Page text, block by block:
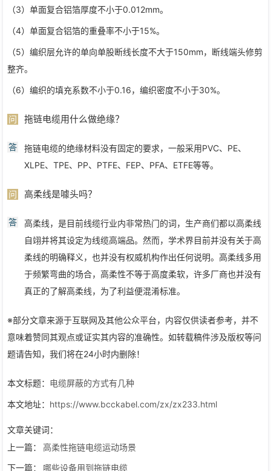
（3）单面复合铝箔厚度不小于0.012mm。
（4）单面复合铝箔的重叠率不小于15%。
（5）编织层允许的单向单股断线长度不大于150mm，断线端头修剪
整齐。
（6）编织的填充系数不小于0.16，编织密度不小于30%。
问 拖链电缆用什么做绝缘？
答
拖链电缆的绝缘材料没有固定的要求，一般采用PVC、PE、
XLPE、TPE、PP、PTFE、FEP、PFA、ETFE等等。
问 高柔线是噱头吗？
答
高柔线，是目前线缆行业内非常热门的词，生产商们都以高柔线
自翊并将其设定为线缆高端品。然而，学术界目前并没有关于高
柔线的明确释义，也并没有权威机构作出任何说明。高柔线多用
于频繁弯曲的场合，高柔性不等于高度柔软，许多厂商也并没有
真正的了解高柔线，为了利益便混淆标准。
※部分文章来源于互联网及其他公众平台，内容仅供读者参考，并不
意味着赞同其观点或证实其内容的准确性。如转载稿件涉及版权等问
题请告知，我们将在24小时内删除！
本文标题： 电缆屏蔽的方式有几种
本文地址： https://www.bcckabel.com/zx/zx233.html
文章关键词：
上一篇：
高柔性拖链电缆运动场景
下一篇：
哪些设备用到拖链电缆